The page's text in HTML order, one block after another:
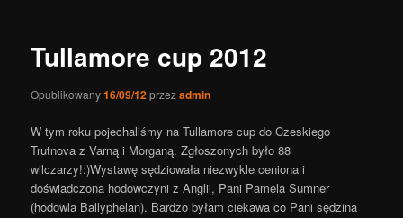
Tullamore cup 2012
Opublikowany16/09/12przezadmin
W tym roku pojechaliśmy na Tullamore cup do Czeskiego
Trutnova z Varną i Morganą. Zgłoszonych było 88
wilczarzy!:)Wystawę sędziowała niezwykle ceniona i
doświadczona hodowczyni z Anglii, Pani Pamela Sumner
(hodowla Ballyphelan). Bardzo byłam ciekawa co Pani sędzina